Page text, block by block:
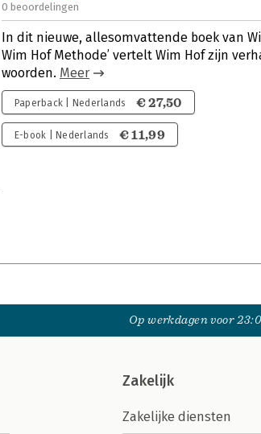
0 beoordelingen
In dit nieuwe, allesomvattende boek van
Wim Hof Methode’ vertelt Wim Hof zijn
woorden. Meer
Paperback | Nederlands € 27,50
E-book | Nederlands € 11,99
Op werkdagen voor
Zakelijk
Zakelijke diensten